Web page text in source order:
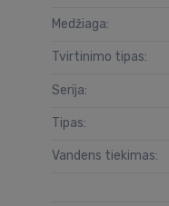
Medžiaga:
Tvirtinimo tipas:
Serija:
Tipas:
Vandens tiekimas: